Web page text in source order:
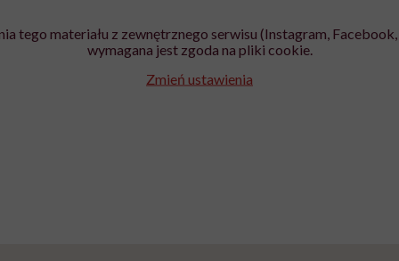
tego materiału z zewnętrznego serwisu (Instagram,
wymagana jest zgoda na pliki cookie.
Zmień ustawienia